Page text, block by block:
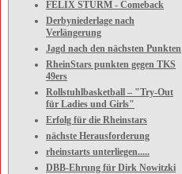
FELIX STURM - Comeback
Derbyniederlage nach
Verlängerung
Jagd nach den nächsten Punkten
RheinStars punkten gegen TKS
49ers
Rollstuhlbasketball – "Try-Out
für Ladies und Girls"
Erfolg für die Rheinstars
nächste Herausforderung
rheinstarts unterliegen.....
DBB-Ehrung für Dirk Nowitzki